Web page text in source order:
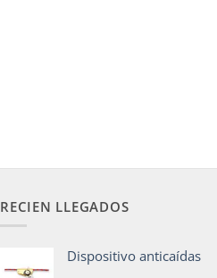
RECIEN LLEGADOS
Dispositivo anticaídas